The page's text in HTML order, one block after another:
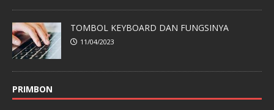
TOMBOL KEYBOARD DAN FUNGSINYA
11/04/2023
PRIMBON